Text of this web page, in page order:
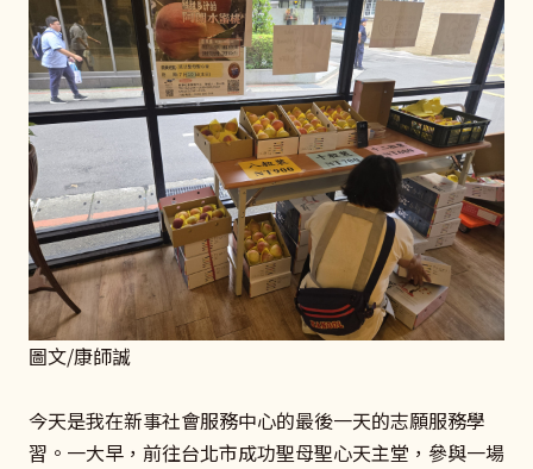
圖文/康師誠
今天是我在新事社會服務中心的最後一天的志願服務學
習。一大早，前往台北市成功聖母聖心天主堂，參與一場